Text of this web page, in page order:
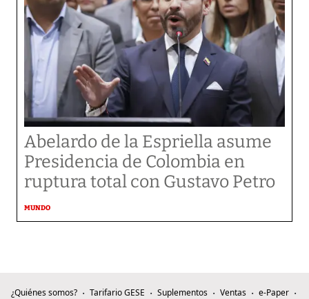
Abelardo de la Espriella asume
Presidencia de Colombia en
ruptura total con Gustavo Petro
MUNDO
¿Quiénes somos? Tarifario GESE Suplementos Ventas
e-Paper